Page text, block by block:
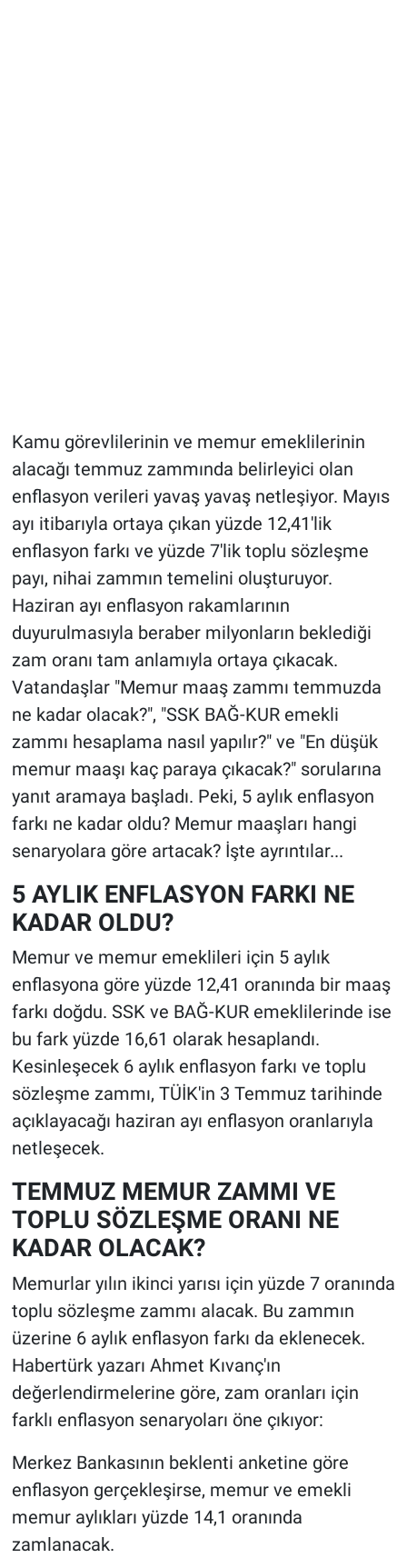
Kamu görevlilerinin ve memur emeklilerinin
alacağı temmuz zammında belirleyici olan
enflasyon verileri yavaş yavaş netleşiyor. Mayıs
ayı itibarıyla ortaya çıkan yüzde 12,41'lik
enflasyon farkı ve yüzde 7'lik toplu sözleşme
payı, nihai zammın temelini oluşturuyor.
Haziran ayı enflasyon rakamlarının
duyurulmasıyla beraber milyonların beklediği
zam oranı tam anlamıyla ortaya çıkacak.
Vatandaşlar "Memur maaş zammı temmuzda
ne kadar olacak?", "SSK BAĞ-KUR emekli
zammı hesaplama nasıl yapılır?" ve "En düşük
memur maaşı kaç paraya çıkacak?" sorularına
yanıt aramaya başladı. Peki, 5 aylık enflasyon
farkı ne kadar oldu? Memur maaşları hangi
senaryolara göre artacak? İşte ayrıntılar...
5 AYLIK ENFLASYON FARKI NE
KADAR OLDU?
Memur ve memur emeklileri için 5 aylık
enflasyona göre yüzde 12,41 oranında bir maaş
farkı doğdu. SSK ve BAĞ-KUR emeklilerinde ise
bu fark yüzde 16,61 olarak hesaplandı.
Kesinleşecek 6 aylık enflasyon farkı ve toplu
sözleşme zammı, TÜİK'in 3 Temmuz tarihinde
açıklayacağı haziran ayı enflasyon oranlarıyla
netleşecek.
TEMMUZ MEMUR ZAMMI VE
TOPLU SÖZLEŞME ORANI NE
KADAR OLACAK?
Memurlar yılın ikinci yarısı için yüzde 7 oranında
toplu sözleşme zammı alacak. Bu zammın
üzerine 6 aylık enflasyon farkı da eklenecek.
Habertürk yazarı Ahmet Kıvanç'ın
değerlendirmelerine göre, zam oranları için
farklı enflasyon senaryoları öne çıkıyor:
Merkez Bankasının beklenti anketine göre
enflasyon gerçekleşirse, memur ve emekli
memur aylıkları yüzde 14,1 oranında
zamlanacak.